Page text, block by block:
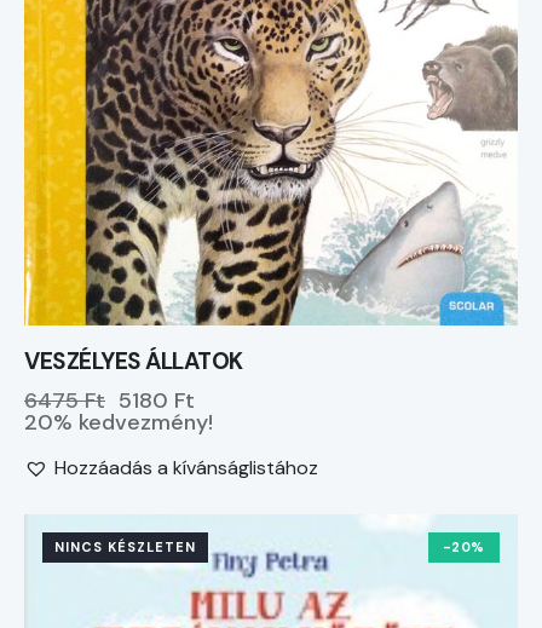
VESZÉLYES ÁLLATOK
6475 Ft 5180 Ft
20% kedvezmény!
Hozzáadás a kívánságlistához
NINCS KÉSZLETEN -20%